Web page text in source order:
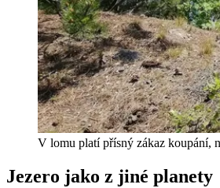
V lomu platí přísný zákaz koupání,
Jezero jako z jiné planety